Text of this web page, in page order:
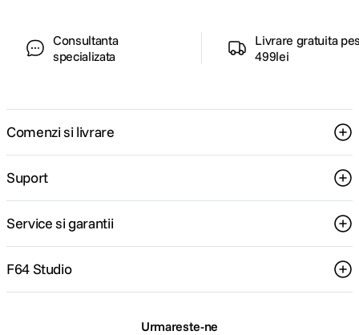
Consultanta
specializata
Livrare gratuita
499lei
Comenzi si livrare
Suport
Service si garantii
F64 Studio
Urmareste-ne